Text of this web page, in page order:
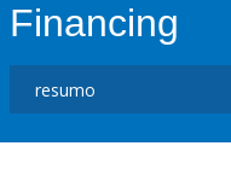
Financing